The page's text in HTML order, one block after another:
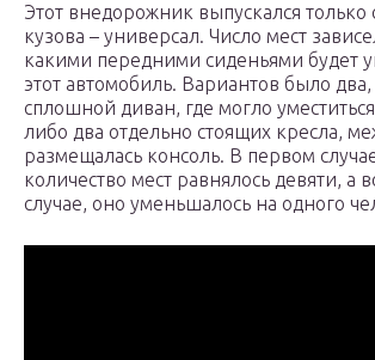
Этот внедорожник выпускался
кузова – универсал. Число мест
какими передними сиденьями будет
этот автомобиль. Вариантов было
сплошной диван, где могло
либо два отдельно стоящих кресла,
размещалась консоль. В первом
количество мест равнялось девяти, а
случае, оно уменьшалось на одного